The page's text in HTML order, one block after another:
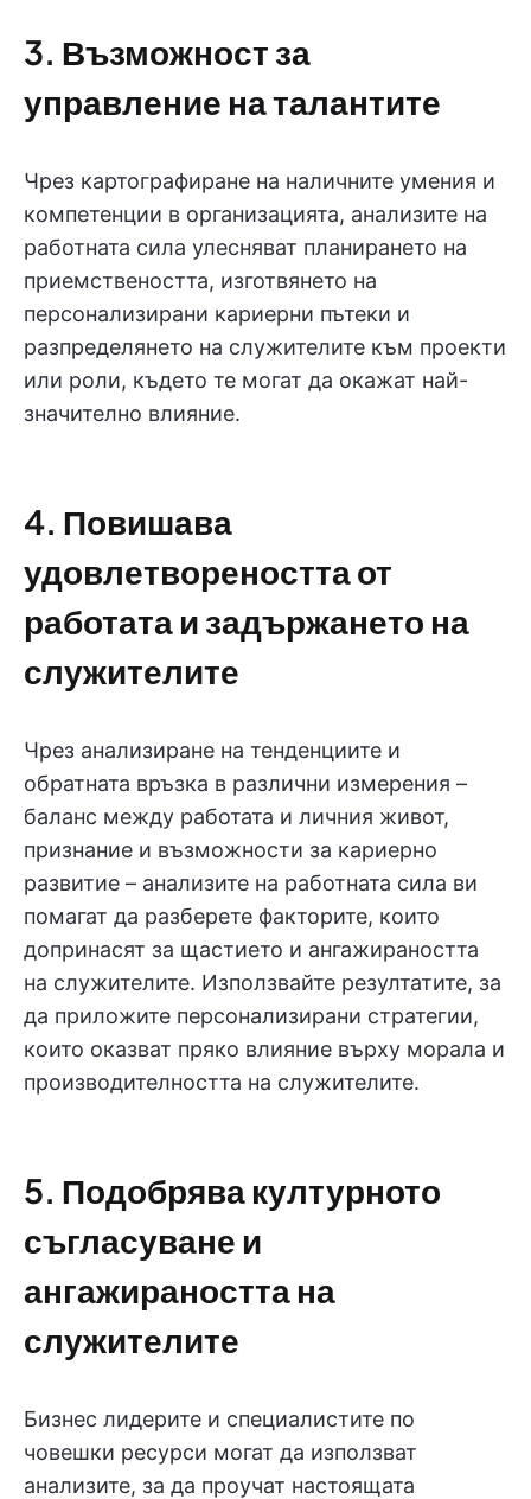
3. Възможност за
управление на талантите
Чрез картографиране на наличните умения и
компетенции в организацията, анализите на
работната сила улесняват планирането на
приемствеността, изготвянето на
персонализирани кариерни пътеки и
разпределянето на служителите към проекти
или роли, където те могат да окажат най-
значително влияние.
4. Повишава
удовлетвореността от
работата и задържането на
служителите
Чрез анализиране на тенденциите и
обратната връзка в различни измерения –
баланс между работата и личния живот,
признание и възможности за кариерно
развитие – анализите на работната сила ви
помагат да разберете факторите, които
допринасят за щастието и ангажираността
на служителите. Използвайте резултатите, за
да приложите персонализирани стратегии,
които оказват пряко влияние върху морала и
производителността на служителите.
5. Подобрява културното
съгласуване и
ангажираността на
служителите
Бизнес лидерите и специалистите по
човешки ресурси могат да използват
анализите, за да проучат настоящата